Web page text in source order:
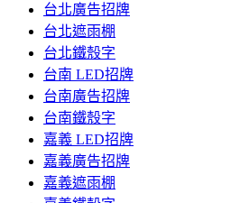
台北廣告招牌
台北遮雨棚
台北鐵殼字
台南 LED招牌
台南廣告招牌
台南鐵殼字
嘉義 LED招牌
嘉義廣告招牌
嘉義遮雨棚